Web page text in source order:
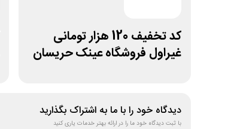
کد تخفیف 120 هزار تومانی
غیراول فروشگاه عینک حریسان
دیدگاه خود را با ما به اشتراک بگذارید
با ثبت دیدگاه خود ما را در ارائه بهتر خدمات یاری کنید